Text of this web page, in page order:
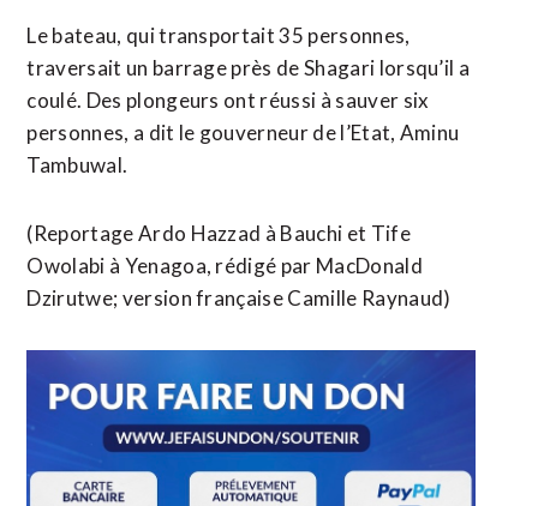
Le bateau, qui transportait 35 personnes,
traversait un barrage près de Shagari lorsqu’il a
coulé. Des plongeurs ont réussi à sauver six
personnes, a dit le gouverneur de l’Etat, Aminu
Tambuwal.
(Reportage Ardo Hazzad à Bauchi et Tife
Owolabi à Yenagoa, rédigé par MacDonald
Dzirutwe; version française Camille Raynaud)